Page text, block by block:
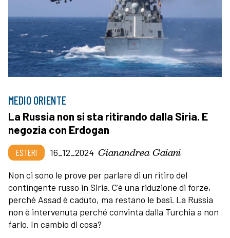
MEDIO ORIENTE
La Russia non si sta ritirando dalla Siria. E
negozia con Erdogan
ESTERI 16_12_2024 Gianandrea Gaiani
Non ci sono le prove per parlare di un ritiro del
contingente russo in Siria. C'è una riduzione di forze,
perché Assad è caduto, ma restano le basi. La Russia
non è intervenuta perché convinta dalla Turchia a non
farlo. In cambio di cosa?